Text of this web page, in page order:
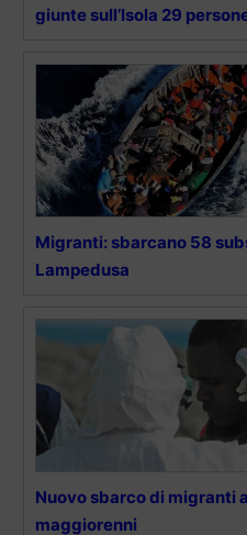
giunte sull’Isola 29
Migranti: sbarcano 58
Lampedusa
Nuovo sbarco di migranti
maggiorenni